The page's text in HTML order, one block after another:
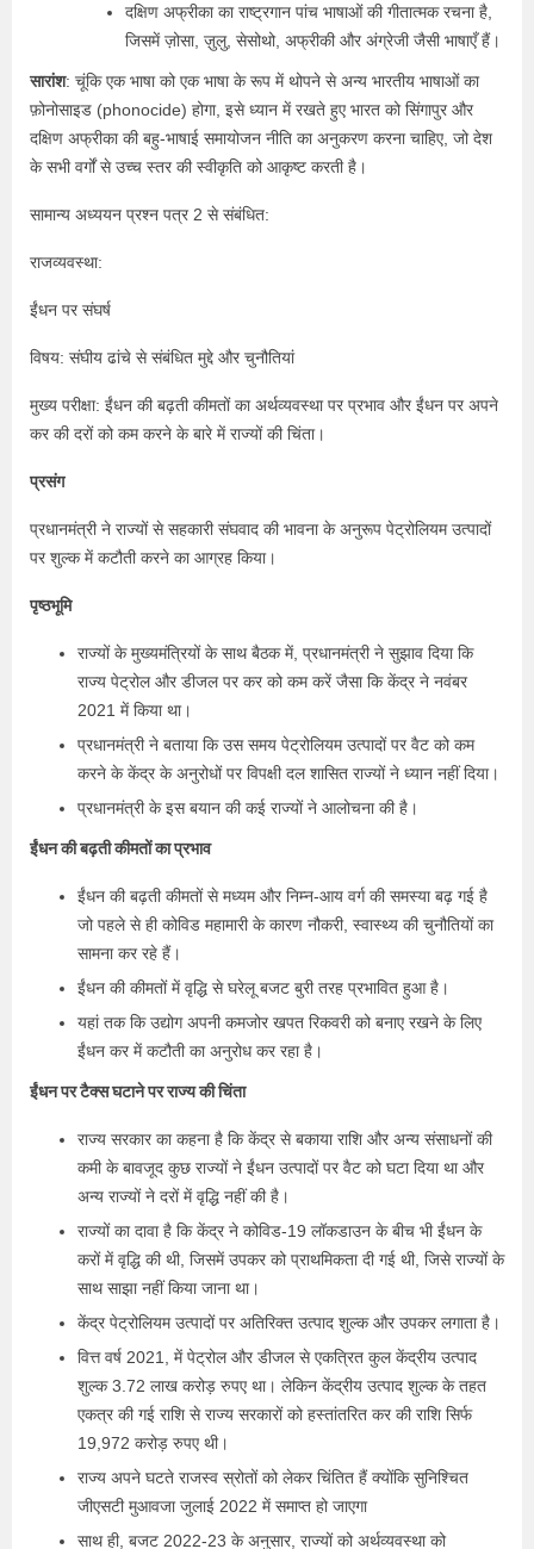
दक्षिण अफ्रीका का राष्ट्रगान पांच भाषाओं की गीतात्मक रचना है,
जिसमें ज़ोसा, ज़ुलु, सेसोथो, अफ्रीकी और अंग्रेजी जैसी भाषाएँ हैं।
सारांश: चूंकि एक भाषा को एक भाषा के रूप में थोपने से अन्य भारतीय भाषाओं का
फ़ोनोसाइड (phonocide) होगा, इसे ध्यान में रखते हुए भारत को सिंगापुर और
दक्षिण अफ्रीका की बहु-भाषाई समायोजन नीति का अनुकरण करना चाहिए, जो देश
के सभी वर्गों से उच्च स्तर की स्वीकृति को आकृष्ट करती है।
सामान्य अध्ययन प्रश्न पत्र 2 से संबंधित:
राजव्यवस्था:
ईंधन पर संघर्ष
विषय: संघीय ढांचे से संबंधित मुद्दे और चुनौतियां
मुख्य परीक्षा: ईंधन की बढ़ती कीमतों का अर्थव्यवस्था पर प्रभाव और ईंधन पर अपने
कर की दरों को कम करने के बारे में राज्यों की चिंता।
प्रसंग
प्रधानमंत्री ने राज्यों से सहकारी संघवाद की भावना के अनुरूप पेट्रोलियम उत्पादों
पर शुल्क में कटौती करने का आग्रह किया।
पृष्ठभूमि
राज्यों के मुख्यमंत्रियों के साथ बैठक में, प्रधानमंत्री ने सुझाव दिया कि
राज्य पेट्रोल और डीजल पर कर को कम करें जैसा कि केंद्र ने नवंबर
2021 में किया था।
प्रधानमंत्री ने बताया कि उस समय पेट्रोलियम उत्पादों पर वैट को कम
करने के केंद्र के अनुरोधों पर विपक्षी दल शासित राज्यों ने ध्यान नहीं दिया।
प्रधानमंत्री के इस बयान की कई राज्यों ने आलोचना की है।
ईंधन की बढ़ती कीमतों का प्रभाव
ईंधन की बढ़ती कीमतों से मध्यम और निम्न-आय वर्ग की समस्या बढ़ गई है
जो पहले से ही कोविड महामारी के कारण नौकरी, स्वास्थ्य की चुनौतियों का
सामना कर रहे हैं।
ईंधन की कीमतों में वृद्धि से घरेलू बजट बुरी तरह प्रभावित हुआ है।
यहां तक कि उद्योग अपनी कमजोर खपत रिकवरी को बनाए रखने के लिए
ईंधन कर में कटौती का अनुरोध कर रहा है।
ईंधन पर टैक्स घटाने पर राज्य की चिंता
राज्य सरकार का कहना है कि केंद्र से बकाया राशि और अन्य संसाधनों की
कमी के बावजूद कुछ राज्यों ने ईंधन उत्पादों पर वैट को घटा दिया था और
अन्य राज्यों ने दरों में वृद्धि नहीं की है।
राज्यों का दावा है कि केंद्र ने कोविड-19 लॉकडाउन के बीच भी ईंधन के
करों में वृद्धि की थी, जिसमें उपकर को प्राथमिकता दी गई थी, जिसे राज्यों के
साथ साझा नहीं किया जाना था।
केंद्र पेट्रोलियम उत्पादों पर अतिरिक्त उत्पाद शुल्क और उपकर लगाता है।
वित्त वर्ष 2021, में पेट्रोल और डीजल से एकत्रित कुल केंद्रीय उत्पाद
शुल्क 3.72 लाख करोड़ रुपए था। लेकिन केंद्रीय उत्पाद शुल्क के तहत
एकत्र की गई राशि से राज्य सरकारों को हस्तांतरित कर की राशि सिर्फ
19,972 करोड़ रुपए थी।
राज्य अपने घटते राजस्व स्रोतों को लेकर चिंतित हैं क्योंकि सुनिश्चित
जीएसटी मुआवजा जुलाई 2022 में समाप्त हो जाएगा
साथ ही, बजट 2022-23 के अनुसार, राज्यों को अर्थव्यवस्था को